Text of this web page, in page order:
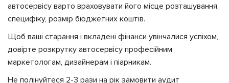
автосервісу варто враховувати його місце розташування,
специфіку, розмір бюджетних коштів.
Щоб ваші старання і вкладені фінанси увінчалися успіхом,
довірте розкрутку автосервісу професійним
маркетологам, дизайнерам і піарникам.
Не полінуйтеся 2-3 рази на рік замовити аудит